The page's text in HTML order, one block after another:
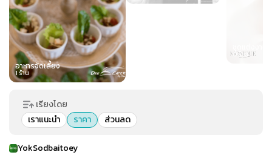
อาหารจัดเลี้ยง
1ร้าน
0 ร้าน
เรียงโดย
เราแนะนำ
ราคา ส่วนลด
YokSodbaitoey